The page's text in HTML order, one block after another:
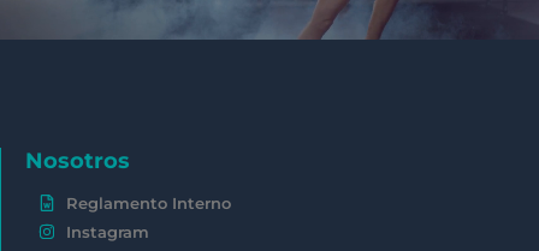
Nosotros
Reglamento Interno
Instagram